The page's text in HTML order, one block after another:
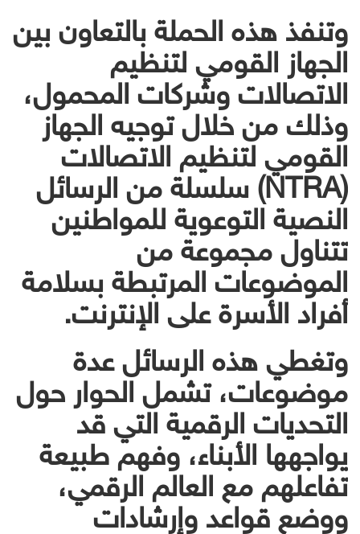
وتنفذ هذه الحملة بالتعاون بين
الجهاز القومي لتنظيم
الاتصالات وشركات المحمول،
وذلك من خلال توجيه الجهاز
القومي لتنظيم الاتصالات
(NTRA) سلسلة من الرسائل
النصية التوعوية للمواطنين
تتناول مجموعة من
الموضوعات المرتبطة بسلامة
أفراد الأسرة على الإنترنت.
وتغطي هذه الرسائل عدة
موضوعات، تشمل الحوار حول
التحديات الرقمية التي قد
يواجهها الأبناء، وفهم طبيعة
تفاعلهم مع العالم الرقمي،
ووضع قواعد وإرشادات